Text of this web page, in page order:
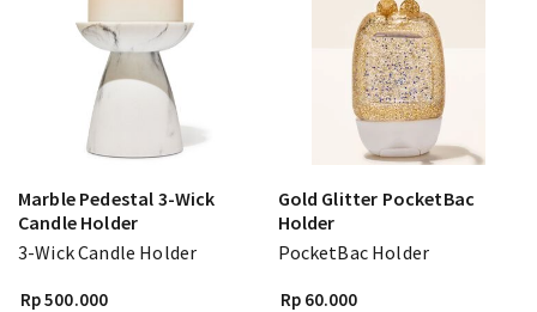
Marble Pedestal 3-Wick
Candle Holder
3-Wick Candle Holder
Rp 500.000
Gold Glitter PocketBac
Holder
PocketBac Holder
Rp 60.000